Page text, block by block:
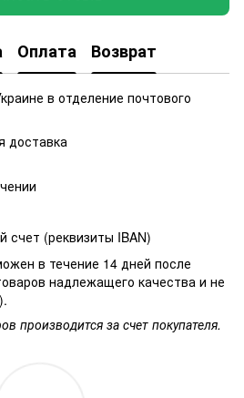
Оплата Возврат
в отделение почтового
доставка
счет (реквизиты IBAN)
в течение 14 дней после
надлежащего качества и не
производится за счет покупателя.